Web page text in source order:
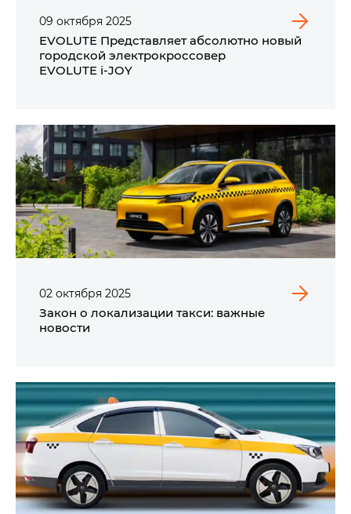
09 октября 2025
EVOLUTE Представляет абсолютно новый
городской электрокроссовер
EVOLUTE i‑JOY
02 октября 2025
Закон о локализации такси: важные
новости